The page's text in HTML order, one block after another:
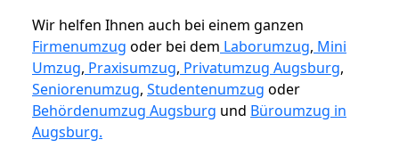
Wir helfen Ihnen auch bei einem ganzen
Firmenumzug oder bei dem Laborumzug, Mini
Umzug, Praxisumzug, Privatumzug Augsburg,
Seniorenumzug, Studentenumzug oder
Behördenumzug Augsburg und Büroumzug in
Augsburg.